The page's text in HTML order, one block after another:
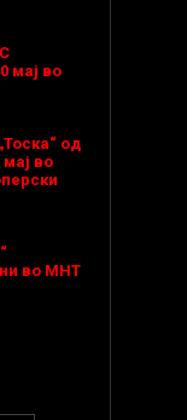
мај во
од
во
во МНТ